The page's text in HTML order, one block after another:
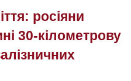
росіяни
30-кілометрову